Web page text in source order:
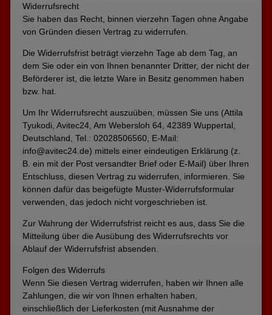
Widerrufsrecht
Sie haben das Recht, binnen vierzehn Tagen ohne Angabe
von Gründen diesen Vertrag zu widerrufen.
Die Widerrufsfrist beträgt vierzehn Tage ab dem Tag, an
dem Sie oder ein von Ihnen benannter Dritter, der nicht der
Beförderer ist, die letzte Ware in Besitz genommen haben
bzw. hat.
Um Ihr Widerrufsrecht auszuüben, müssen Sie uns (Attila
Tyukodi, Avitec24, Am Webersloh 64, 42389 Wuppertal,
Deutschland, Tel.: 02028506560, E-Mail:
info@avitec24.de) mittels einer eindeutigen Erklärung (z.
B. ein mit der Post versandter Brief oder E-Mail) über Ihren
Entschluss, diesen Vertrag zu widerrufen, informieren. Sie
können dafür das beigefügte Muster-Widerrufsformular
verwenden, das jedoch nicht vorgeschrieben ist.
Zur Wahrung der Widerrufsfrist reicht es aus, dass Sie die
Mitteilung über die Ausübung des Widerrufsrechts vor
Ablauf der Widerrufsfrist absenden.
Folgen des Widerrufs
Wenn Sie diesen Vertrag widerrufen, haben wir Ihnen alle
Zahlungen, die wir von Ihnen erhalten haben,
einschließlich der Lieferkosten (mit Ausnahme der